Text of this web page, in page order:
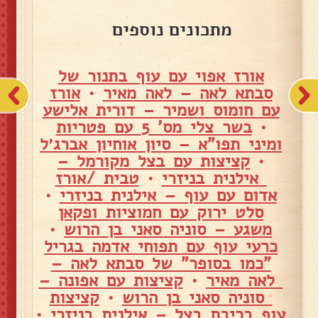
מתכונים נוספים
אורז אפוי עם עוף בתנור של
סבתא לאה – לאה מאיר •אורז
עם חומוס ושמיר – דורית אלישע
• בשר צלי מס' 5 עם פטריות
ומיני תפו"א – סיון אוחיון אברג׳ל
• קציצות עם בצל מקורמל –
אילנית בניזרי •טבית /אורז
אדום עם עוף – אילנית בניזרי •
סלט ירוק עם חמוציות ופקאן
משגע – סוניה סאני בן הרוש •
כרעי עוף עם תפוחי אדמה בגריל
"כמו בסופר" של סבתא לאה –
לאה מאיר •קציצות עם אפונה –
סוניה סאני בן הרוש •קציצות